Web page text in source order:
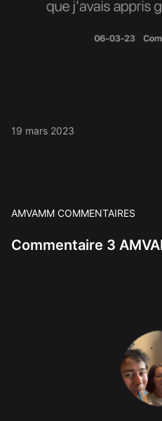
19 mars 2023
AMVAMM COMMENTAIRES
Commentaire 3